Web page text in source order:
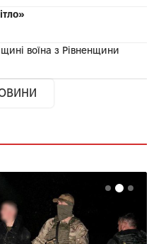
воїна з Рівненщини